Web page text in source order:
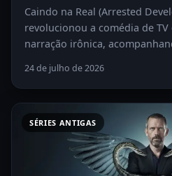
Caindo na Real (Arrested
revolucionou a comédia de
narração irônica,
24 de julho de 2026
SÉRIES ANTIGAS